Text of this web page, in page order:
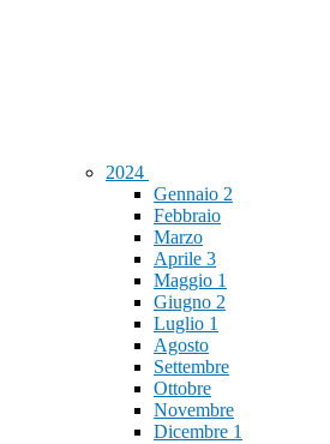
2024
Gennaio 2
Febbraio
Marzo
Aprile 3
Maggio 1
Giugno 2
Luglio 1
Agosto
Settembre
Ottobre
Novembre
Dicembre 1